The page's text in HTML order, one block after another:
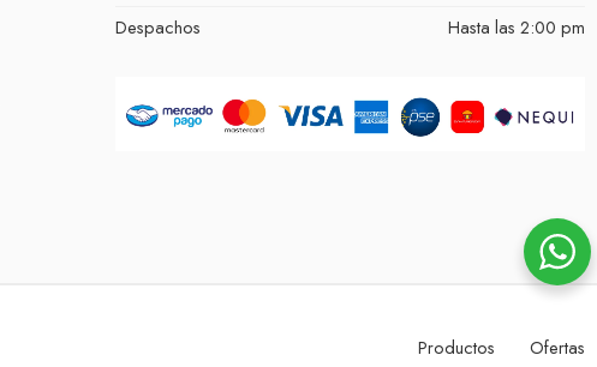
Despachos
Hasta las 2:00 pm
Productos Ofertas